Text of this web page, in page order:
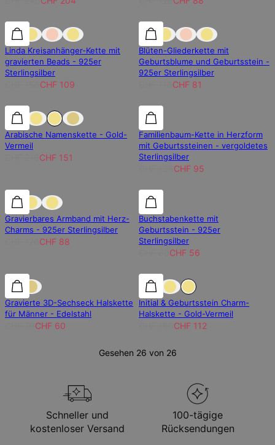
30% Rabatt 30% Rabatt
Linda Kreisanhänger-Kette mit
gravierten Beads - 925er
Sterlingsilber
CHF 109
30% Rabatt
Blüten-Gliederkette mit
Geburtsblume und Geburtsstein -
925er Sterlingsilber
CHF 81
30% Rabatt 30% Rabatt
Arabische Namenskette - Gold-
Vermeil
CHF 151
30% Rabatt
Familienbaum-Kette in Herzform
mit Geburtssteinen - vergoldetes
Sterlingsilber
CHF 95
30% Rabatt 30% Rabatt
Gravierbares Armband mit Herz-
Charms - 925er Sterlingsilber
CHF 88
30% Rabatt
Buchstabenkette mit
Geburtsstein - 925er
Sterlingsilber
CHF 56
15% Rabatt 15% Rabatt
Gravierte 3D-Sechseck Halskette
für Männer - Edelstahl
CHF 60
30% Rabatt
Initial & Geburtsstein Charm-
Halskette - Gold-Vermeil
CHF 112
Gesehen 26 von 26
Schneller und
kostenloser Versand
100-tägige
Rücksendungen